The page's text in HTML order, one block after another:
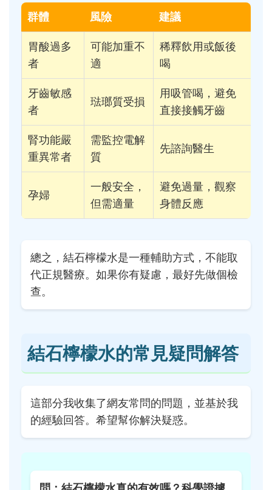
群體 風險 建議
胃酸過多
者
可能加重不
適
稀釋飲用或飯後
喝
牙齒敏感
者
琺瑯質受損
用吸管喝，避免
直接接觸牙齒
腎功能嚴
重異常者
需監控電解
質
先諮詢醫生
孕婦
一般安全，
但需適量
避免過量，觀察
身體反應
總之，結石檸檬水是一種輔助方式，不能取
代正規醫療。如果你有疑慮，最好先做個檢
查。
結石檸檬水的常見疑問解答
這部分我收集了網友常問的問題，並基於我
的經驗回答。希望幫你解決疑惑。